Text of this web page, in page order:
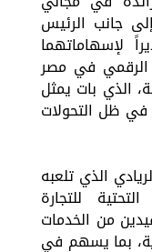
إلى جانب الرئيس
لإسهاماتهما
الرقمي في مصر
الذي بات يمثل
في ظل التحولات
الذي تلعبه
للتجارة
من الخدمات
بما يسهم في